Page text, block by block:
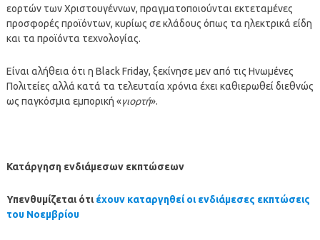
εορτών των Χριστουγέννων, πραγματοποιούνται εκτεταμένες
προσφορές προϊόντων, κυρίως σε κλάδους όπως τα ηλεκτρικά είδη
και τα προϊόντα τεχνολογίας.
Είναι αλήθεια ότι η Black Friday, ξεκίνησε μεν από τις Ηνωμένες
Πολιτείες αλλά κατά τα τελευταία χρόνια έχει καθιερωθεί διεθνώς
ως παγκόσμια εμπορική «γιορτή».
Κατάργηση ενδιάμεσων εκπτώσεων
Υπενθυμίζεται ότι έχουν καταργηθεί οι ενδιάμεσες εκπτώσεις
του Νοεμβρίου